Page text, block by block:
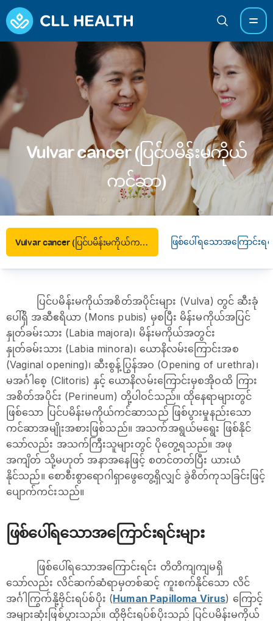
Vulvar cancer (ပြင်ပမိန်းမကိုယ်
ကင်ဆာ)
Vulvar cancer (ပြင်ပမိန်းမကိုယ်ကင်ဆာ) ဖြစ်ပေါ်ရသောအကြောင်းရင်း
ပြင်ပမိန်းမကိုယ်အစိတ်အပိုင်းများ (Vulva) တွင် ဆီးခုံ
ပေါ်ရှိ အဆီဧရိယာ (Mons pubis) မှစပြီး မိန်းမကိုယ်အပြင်
နှုတ်ခမ်းသား (Labia majora)၊ မိန်းမကိုယ်အတွင်း
နှုတ်ခမ်းသား (Labia minora)၊ ယောနိလမ်းကြောင်းအစ
(Vaginal opening)၊ ဆီးစွန့်ပြွန်အဝ (Opening of urethra)၊
မအင်္ဂါစေ့ (Clitoris) နှင့် ယောနိလမ်းကြောင်းမှစအိုဝထိ ကြား
အစိတ်အပိုင်း (Perineum) တို့ပါဝင်သည်။ ထိုနေရာများတွင်
ဖြစ်သော ပြင်ပမိန်းမကိုယ်ကင်ဆာသည် ဖြစ်ပွားမှုနည်းသော
ကင်ဆာအမျိုးအစားဖြစ်သည်။ အသက်အရွယ်မရွေး ဖြစ်နိုင်
သော်လည်း အသက်ကြီးသူများတွင် ပိုတွေ့ရသည်။ အဖု
အကျိတ် သို့မဟုတ် အနာအနေဖြင့် စတင်တတ်ပြီး ယားယံ
နိုင်သည်။ စောစီးစွာရောဂါရှာဖွေတွေ့ရှိလျှင် ခွဲစိတ်ကုသခြင်းဖြင့်
ပျောက်ကင်းသည်။
ဖြစ်ပေါ်ရသောအကြောင်းရင်းများ
ဖြစ်ပေါ်ရသောအကြောင်းရင်း တိတိကျကျမရှိ
သော်လည်း လိင်ဆက်ဆံရာမှတစ်ဆင့် ကူးစက်နိုင်သော လိင်
အင်္ဂါကြွက်နို့ဗိုင်းရပ်စ်ပိုး (Human Papilloma Virus) ကြောင့်
အများဆုံးဖြစ်ပွားသည်။ ထိုဗိုင်းရပ်စ်ပိုးသည် ပြင်ပမိန်းမကိုယ်